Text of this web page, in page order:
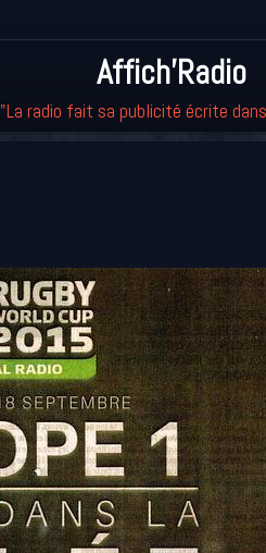
Affich'Radio
"La radio fait sa publicité écrite